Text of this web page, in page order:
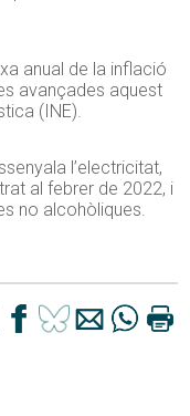
anual de la inflació
avançades aquest
(INE).
l’electricitat,
al febrer de 2022, i
no alcohòliques.